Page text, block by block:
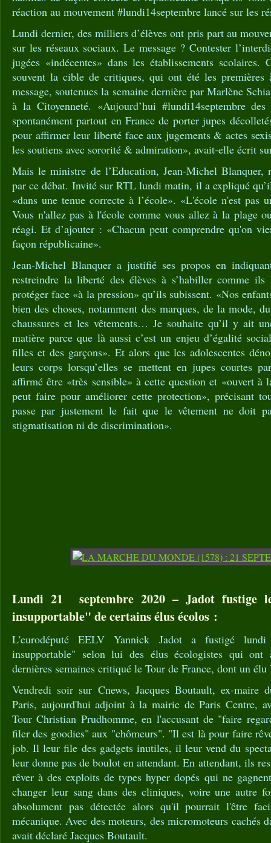
réaction au mouvement #lundi14septembre lancé sur les
Lundi dernier, des milliers d’élèves ont pris part au
sur les réseaux sociaux. Le message ? Contester
jugées «indécentes» dans les établissements
souvent la cible de critiques, qui ont été les premières
message, soutenues la semaine dernière par Marlène
à la Citoyenneté. «Aujourd’hui #lundi14septembre
spontanément partout en France de porter jupes
pour affirmer leur liberté face aux jugements & actes
les soutiens avec sororité & admiration», avait-elle écrit
Mais le ministre de l’Education, Jean-Michel Blanquer,
par ce débat. Invité sur RTL lundi matin, il a expliqué
«dans une tenue correcte à l’école». «L'école n'est pas
Vous n'allez pas à l'école comme vous allez à la plage
réagi. Et d’ajouter : «Chacun peut comprendre qu'on
façon républicaine».
Jean-Michel Blanquer a justifié ses propos en
restreindre la liberté des élèves à s’habiller comme
protéger face «à la pression» qu’ils subissent. «Nos
bien des choses, notamment des marques, de la mode,
chaussures et les vêtements… Je souhaite qu’il y ait
matière parce que là aussi c’est un enjeu d’égalité
filles et des garçons». Et alors que les adolescentes
leurs corps lorsqu’elles se mettent en jupes courtes
affirmé être «très sensible» à cette question et «ouvert à
peut faire pour améliorer cette protection», précisant
passe par justement le fait que le vêtement ne doit
stigmatisation ni de discrimination».
Lundi 21 septembre 2020 – Jadot fustige
insupportable" de certains élus écolos :
L'eurodéputé EELV Yannick Jadot a fustigé
insupportable" selon lui des élus écologistes qui ont
dernières semaines critiqué le Tour de France, dont un
Vendredi soir sur Cnews, Jacques Boutault, ex-maire
Paris, aujourd'hui adjoint à la mairie de Paris Centre,
Tour Christian Prudhomme, en l'accusant de "faire
filer des goodies" aux "chômeurs". "Il est là pour faire
job. Il leur file des gadgets inutiles, il leur vend du
leur donne pas de boulot en attendant. En attendant, ils
rêver à des exploits de types hyper dopés qui ne
changer leur sang dans des cliniques, voire une autre
absolument pas détectée alors qu'il pourrait l'être
mécanique. Avec des moteurs, des micromoteurs cachés
avait déclaré Jacques Boutault.